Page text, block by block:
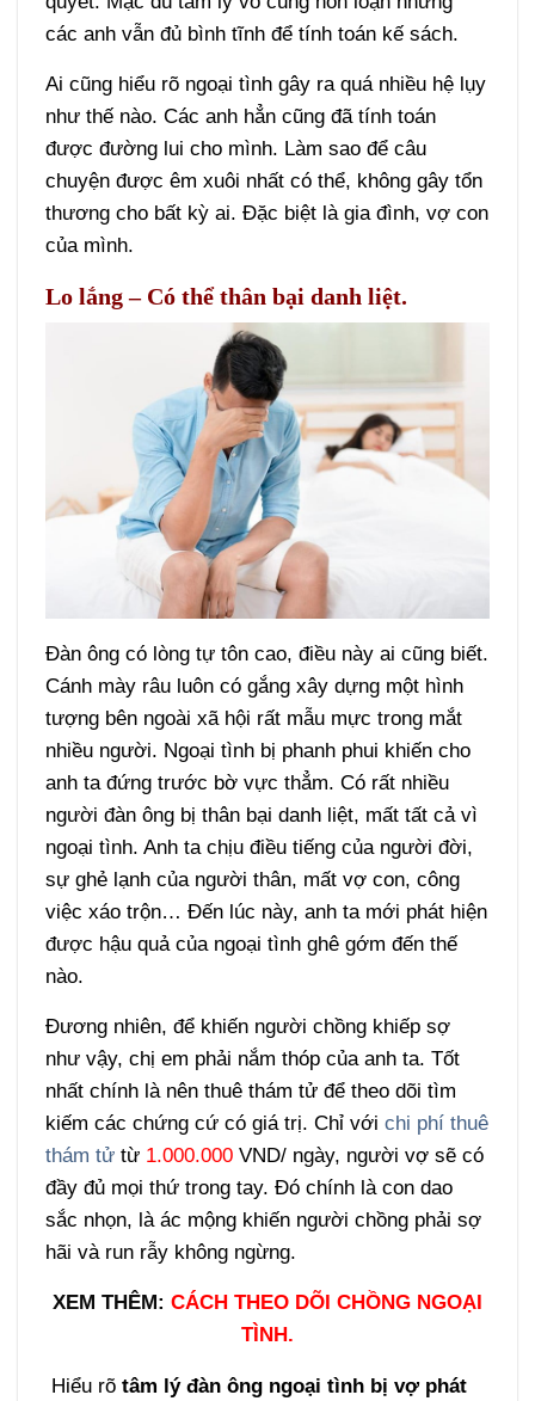
các anh vẫn đủ bình tĩnh để tính toán kế sách.
Ai cũng hiểu rõ ngoại tình gây ra quá nhiều hệ lụy
như thế nào. Các anh hẳn cũng đã tính toán
được đường lui cho mình. Làm sao để câu
chuyện được êm xuôi nhất có thể, không gây tổn
thương cho bất kỳ ai. Đặc biệt là gia đình, vợ con
của mình.
Lo lắng – Có thể thân bại danh liệt.
Đàn ông có lòng tự tôn cao, điều này ai cũng biết.
Cánh mày râu luôn có gắng xây dựng một hình
tượng bên ngoài xã hội rất mẫu mực trong mắt
nhiều người. Ngoại tình bị phanh phui khiến cho
anh ta đứng trước bờ vực thẳm. Có rất nhiều
người đàn ông bị thân bại danh liệt, mất tất cả vì
ngoại tình. Anh ta chịu điều tiếng của người đời,
sự ghẻ lạnh của người thân, mất vợ con, công
việc xáo trộn… Đến lúc này, anh ta mới phát hiện
được hậu quả của ngoại tình ghê gớm đến thế
nào.
Đương nhiên, để khiến người chồng khiếp sợ
như vậy, chị em phải nắm thóp của anh ta. Tốt
nhất chính là nên thuê thám tử để theo dõi tìm
kiếm các chứng cứ có giá trị. Chỉ vớichi phí thuê
thám tử từ 1.000.000 VND/ ngày, người vợ sẽ có
đầy đủ mọi thứ trong tay. Đó chính là con dao
sắc nhọn, là ác mộng khiến người chồng phải sợ
hãi và run rẫy không ngừng.
XEM THÊM: CÁCH THEO DÕI CHỒNG NGOẠI
TÌNH.
Hiểu rõtâm lý đàn ông ngoại tình bị vợ phát